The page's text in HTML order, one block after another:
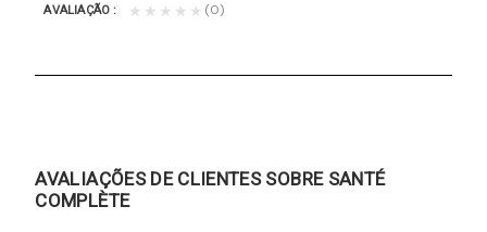
AVALIAÇÃO ★★★★★ (0)
AVALIAÇÕES DE CLIENTES SOBRE SANTÉ
COMPLÈTE